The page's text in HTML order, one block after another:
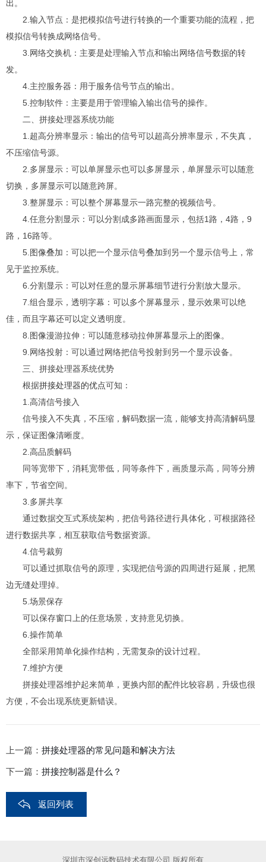
出。
2.输入节点：是把模拟信号进行转换的一个重要功能的流程，把
模拟信号转换成网络信号。
3.网络交换机：主要是处理输入节点和输出网络信号数据的转
发。
4.主控服务器：用于服务信号节点的输出。
5.控制软件：主要是用于管理输入输出信号的操作。
二、拼接处理器系统功能
1.超高分辨率显示：输出的信号可以超高分辨率显示，不失真，
不压缩信号源。
2.多屏显示：可以单屏显示也可以多屏显示，单屏显示可以随意
切换，多屏显示可以随意跨屏。
3.整屏显示：可以整个屏幕显示一路完整的视频信号。
4.任意分割显示：可以分割成多路画面显示，包括1路，4路，9
路，16路等。
5.图像叠加：可以把一个显示信号叠加到另一个显示信号上，常
见于监控系统。
6.分割显示：可以对任意的显示屏幕细节进行分割放大显示。
7.组合显示，透明字幕：可以多个屏幕显示，显示效果可以绝
佳，而且字幕还可以定义透明度。
8.图像漫游拉伸：可以随意移动拉伸屏幕显示上的图像。
9.网络投射：可以通过网络把信号投射到另一个显示设备。
三、拼接处理器系统优势
根据拼接处理器的优点可知：
1.高清信号接入
信号接入不失真，不压缩，解码数据一流，能够支持高清解码显
示，保证图像清晰度。
2.高品质解码
同等宽带下，消耗宽带低，同等条件下，画质显示高，同等分辨
率下，节省空间。
3.多屏共享
通过数据交互式系统架构，把信号路径进行具体化，可根据路径
进行数据共享，相互获取信号数据资源。
4.信号裁剪
可以通过抓取信号的原理，实现把信号源的四周进行延展，把黑
边无缝处理掉。
5.场景保存
可以保存窗口上的任意场景，支持意见切换。
6.操作简单
全部采用简单化操作结构，无需复杂的设计过程。
7.维护方便
拼接处理器维护起来简单，更换内部的配件比较容易，升级也很
方便，不会出现系统更新错误。
上一篇： 拼接处理器的常见问题和解决方法
下一篇： 拼接控制器是什么？
返回列表
深圳市深创远数码技术有限公司 版权所有